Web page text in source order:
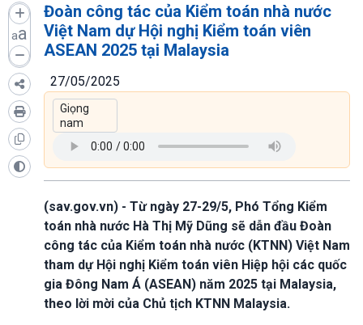
aa
Đoàn công tác của Kiểm toán nhà nước
Việt Nam dự Hội nghị Kiểm toán viên
ASEAN 2025 tại Malaysia
27/05/2025
(sav.gov.vn) - Từ ngày 27-29/5, Phó Tổng Kiểm
toán nhà nước Hà Thị Mỹ Dũng sẽ dẫn đầu Đoàn
công tác của Kiểm toán nhà nước (KTNN) Việt Nam
tham dự Hội nghị Kiểm toán viên Hiệp hội các quốc
gia Đông Nam Á (ASEAN) năm 2025 tại Malaysia,
theo lời mời của Chủ tịch KTNN Malaysia.